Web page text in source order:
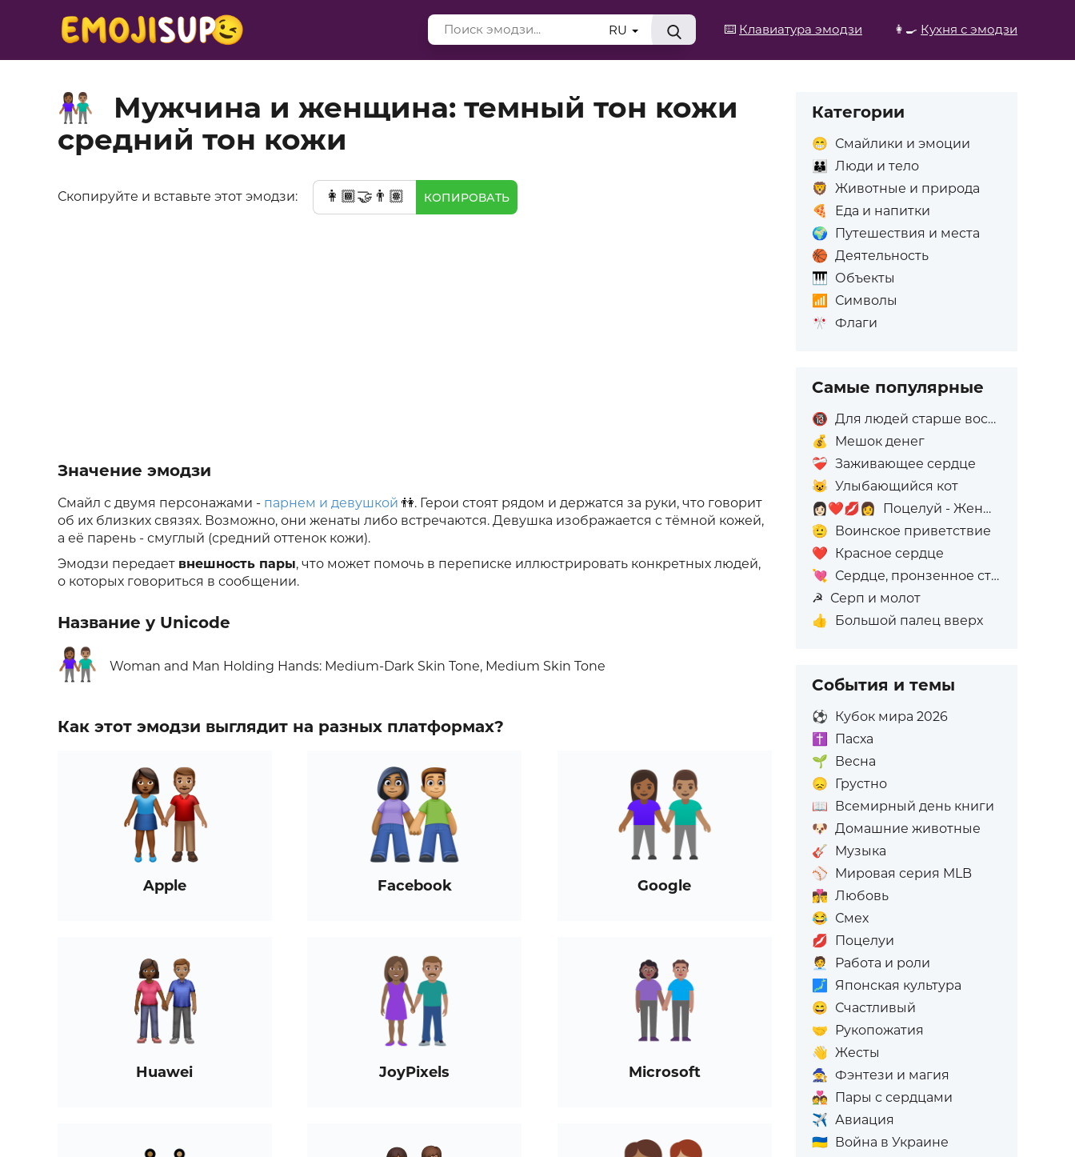
⌨️ Клавиатура эмодзи 👩‍🍳 Кухня с эмодзи
RU
👩🏾‍🤝‍👨🏽
Мужчина и женщина: темный тон кожи
средний тон кожи
Скопируйте и вставьте этот эмодзи: 👩🏾‍🤝‍👨🏽 КОПИРОВАТЬ
Значение эмодзи
Смайл с двумя персонажами - парнем и девушкой 👫. Герои стоят рядом и держатся за руки, что говорит
об их близких связях. Возможно, они женаты либо встречаются. Девушка изображается с тёмной кожей,
а её парень - смуглый (средний оттенок кожи).
Эмодзи передает внешность пары, что может помочь в переписке иллюстрировать конкретных людей,
о которых говориться в сообщении.
Название у Unicode
👩🏾‍🤝‍👨🏽 Woman and Man Holding Hands: Medium-Dark Skin Tone, Medium Skin Tone
Как этот эмодзи выглядит на разных платформах?
Apple Facebook Google
Huawei JoyPixels Microsoft
Категории
😁 Смайлики и эмоции
👪
Люди и тело
🦁 Животные и природа
🍕
Еда и напитки
🌍 Путешествия и места
🏀 Деятельность
🎹 Объекты
📶
Символы
🎌 Флаги
Самые популярные
🔞 Для людей старше восемнадцати лет
💰
Мешок денег
❤️‍🩹 Заживающее сердце
😺 Улыбающийся кот
👩🏻‍❤️‍💋‍👩
Поцелуй - Женщина: Светлый тон кожи, Женщина: Без тона кожи
🫡 Воинское приветствие
❤️ Красное сердце
💘 Сердце, пронзенное стрелой
☭ Серп и молот
👍
Большой палец вверх
События и темы
⚽ Кубок мира 2026
✝️
Пасха
🌱 Весна
😞 Грустно
📖 Всемирный день книги
🐶 Домашние животные
🎸 Музыка
⚾ Мировая серия MLB
👩‍❤️‍💋‍👨 Любовь
😂 Смех
💋 Поцелуи
🧑‍💼
Работа и роли
🗾
Японская культура
😄 Счастливый
🤝 Рукопожатия
👋 Жесты
🧙 Фэнтези и магия
💑 Пары с сердцами
✈️ Авиация
🇺🇦 Война в Украине